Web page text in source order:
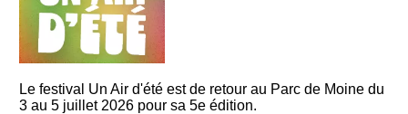
Le festival Un Air d'été est de retour au Parc de Moine du
3 au 5 juillet 2026 pour sa 5e édition.